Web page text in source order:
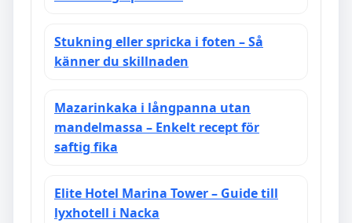
Stukning eller spricka i foten – Så
känner du skillnaden
Mazarinkaka i långpanna utan
mandelmassa – Enkelt recept för
saftig fika
Elite Hotel Marina Tower – Guide till
lyxhotell i Nacka